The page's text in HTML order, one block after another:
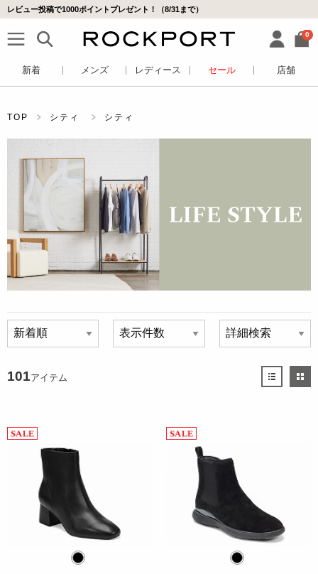
レビュー投稿で1000ポイントプレゼント！（8/31まで）
0
新着 メンズ レディース セール 店舗
TOP シティ シティ
101アイテム